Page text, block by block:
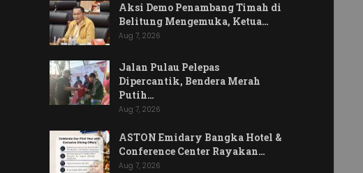
Aksi Demo Penambang Timah di
Belitung Mengemuka, Ketua…
Aug 7, 2026
Jalan Pulau Pelepas
Dipercantik, Bendera Merah
Putih…
Aug 7, 2026
ASTON Emidary Bangka Hotel &
Conference Center Rayakan…
Aug 7, 2026